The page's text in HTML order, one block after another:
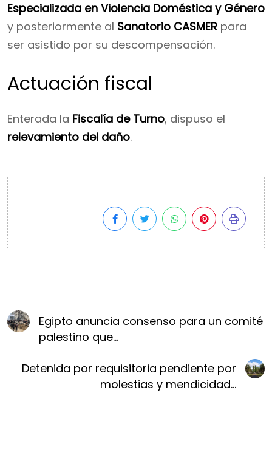
Especializada en Violencia Doméstica y Género
y posteriormente al Sanatorio CASMER para
ser asistido por su descompensación.
Actuación fiscal
Enterada la Fiscalía de Turno, dispuso el
relevamiento del daño.
Egipto anuncia consenso para un comité
palestino que...
Detenida por requisitoria pendiente por
molestias y mendicidad...